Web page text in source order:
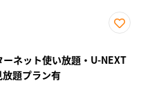
り登
録
ーネット使い放題・U-NEXT
題プラン有